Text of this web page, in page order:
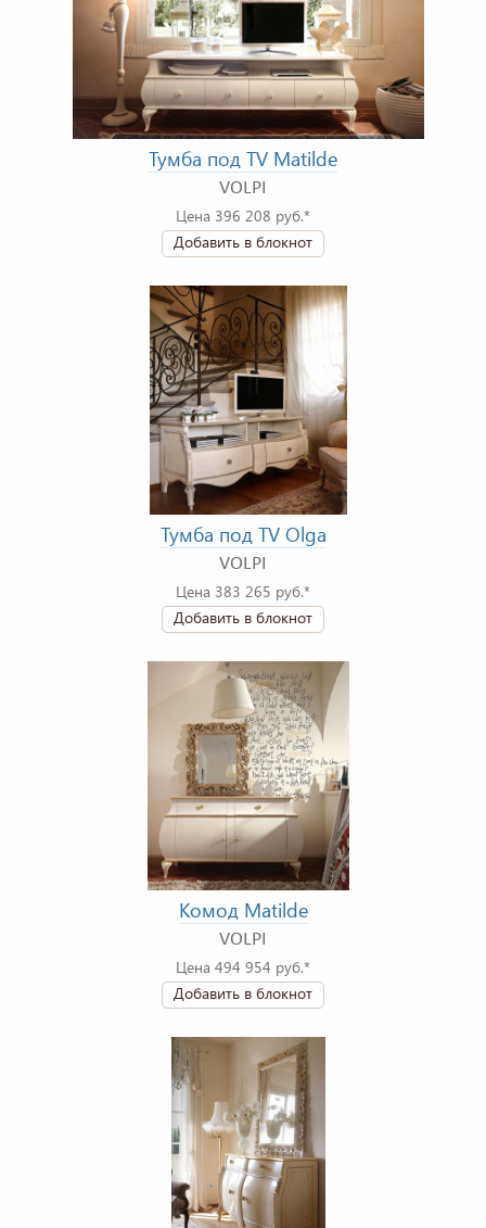
Тумба под TV Matilde
VOLPI
Цена 396 208 руб.*
Добавить в блокнот
Тумба под TV Olga
VOLPI
Цена 383 265 руб.*
Добавить в блокнот
Комод Matilde
VOLPI
Цена 494 954 руб.*
Добавить в блокнот